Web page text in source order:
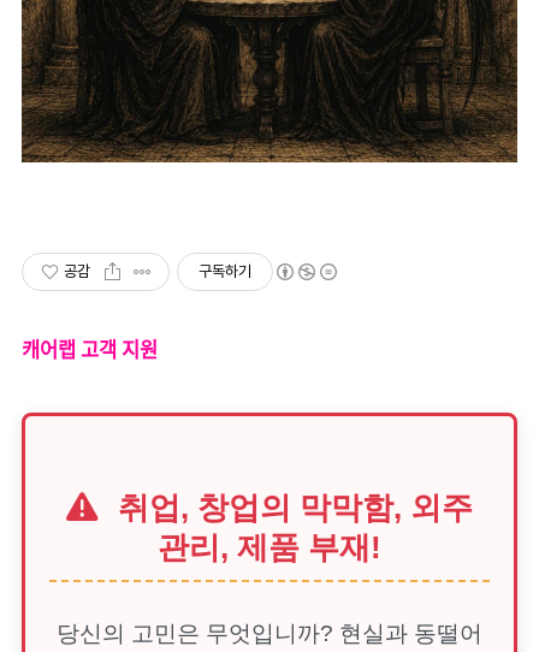
공감 구독하기
캐어랩 고객 지원
취업, 창업의 막막함, 외주
관리, 제품 부재!
당신의 고민은 무엇입니까? 현실과 동떨어